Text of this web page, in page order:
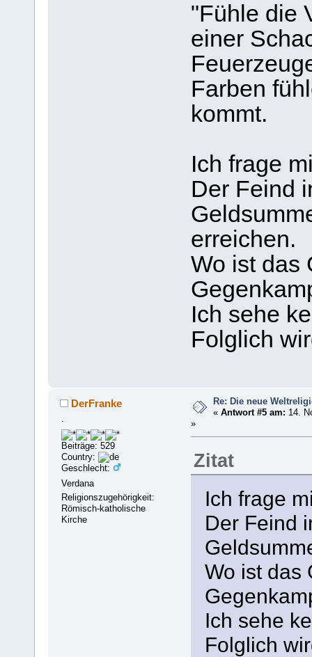
"Fühle die
einer
Farben
kommt.
Ich frage
Der Feind
erreichen.
Wo ist das
Ich sehe
Folglich
DerFranke
.
Beiträge: 529
Country:
Geschlecht:
Verdana
Religionszugehörigkeit:
Römisch-katholische
Kirche
Re: Die neue
«Antwort #5 am: 14.
»
Zitat
Ich frage
Der Feind
Wo ist das
Ich sehe
Folglich